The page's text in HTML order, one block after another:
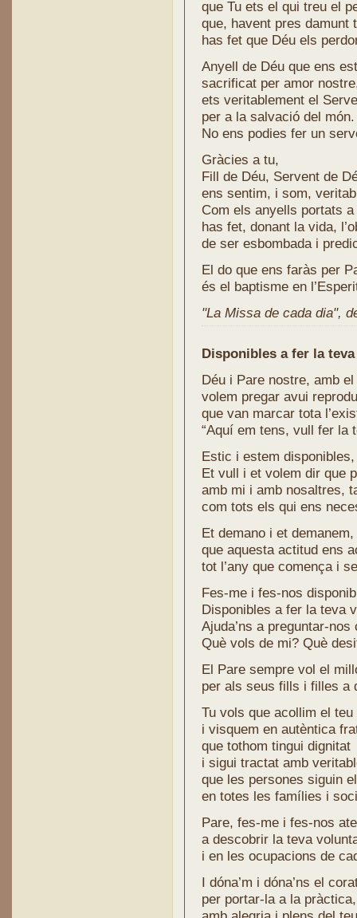
que Tu ets el qui treu el
que, havent pres damunt
has fet que Déu els
Anyell de Déu que ens
sacrificat per amor
ets veritablement el
per a la salvació del món.
No ens podies fer un
Gràcies a tu,
Fill de Déu, Servent de
ens sentim, i som,
Com els anyells portats
has fet, donant la vida,
de ser esbombada i
El do que ens faràs per
és el baptisme en
"La Missa de cada dia",
Disponibles a fer la
Déu i Pare nostre, amb
volem pregar avui
que van marcar tota
“Aquí em tens, vull fer la
Estic i estem
Et vull i et volem dir que
amb mi i amb nosaltres,
com tots els qui ens
Et demano i et
que aquesta actitud ens
tot l’any que comença i
Fes-me i fes-nos
Disponibles a fer la teva
Ajuda’ns a preguntar-nos
Què vols de mi? Què
El Pare sempre vol el
per als seus fills i filles a
Tu vols que acollim el teu
i visquem en autèntica
que tothom tingui dignitat
i sigui tractat amb
que les persones siguin
en totes les famílies i
Pare, fes-me i fes-nos
a descobrir la teva
i en les ocupacions de
I dóna’m i dóna’ns el
per portar-la a la pràctica,